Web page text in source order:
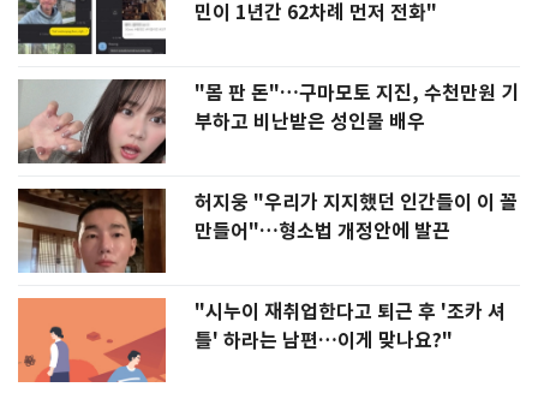
민이 1년간 62차례 먼저 전화"
"몸 판 돈"…구마모토 지진, 수천만원 기
부하고 비난받은 성인물 배우
허지웅 "우리가 지지했던 인간들이 이 꼴
만들어"…형소법 개정안에 발끈
"시누이 재취업한다고 퇴근 후 '조카 셔
틀' 하라는 남편…이게 맞나요?"